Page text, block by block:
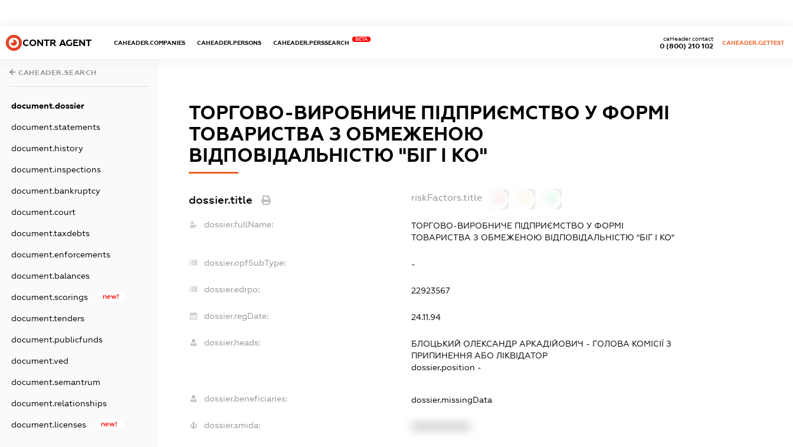
CONTR AGENT CAHEADER.COMPANIES CAHEADER.PERSONS CAHEADER.PERSSEARCH
BETA
0 (800) 210 102
caHeader.contact
CAHEADER.GETTEST
CAHEADER.SEARCH
document.dossier
document.statements
document.history
document.inspections
document.bankruptcy
document.court
document.taxdebts
document.enforcements
document.balances
document.scorings new!
document.tenders
document.publicfunds
document.ved
document.semantrum
document.relationships
document.licenses new!
ТОРГОВО-ВИРОБНИЧЕ ПІДПРИЄМСТВО У ФОРМІ
ТОВАРИСТВА З ОБМЕЖЕНОЮ
ВІДПОВІДАЛЬНІСТЮ "БІГ І КО"
dossier.title riskFactors.title
dossier.fullName:
ТОРГОВО-ВИРОБНИЧЕ ПІДПРИЄМСТВО У ФОРМІ
ТОВАРИСТВА З ОБМЕЖЕНОЮ ВІДПОВІДАЛЬНІСТЮ "БІГ І КО"
dossier.opfSubType: -
dossier.edrpo: 22923567
dossier.regDate: 24.11.94
dossier.heads: БЛОЦЬКИЙ ОЛЕКСАНДР АРКАДІЙОВИЧ - ГОЛОВА КОМІСІЇ З
ПРИПИНЕННЯ АБО ЛІКВІДАТОР
dossier.position -
dossier.beneficiaries: dossier.missingData
dossier.smida: